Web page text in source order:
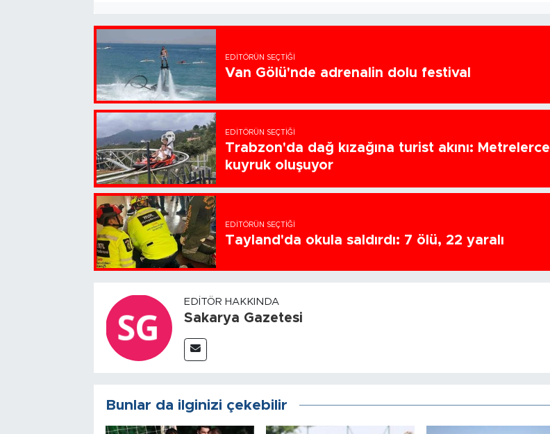
EDITÖRÜN SEÇTIĞI
Van Gölü'nde adrenalin dolu festival
EDITÖRÜN SEÇTIĞI
Trabzon'da dağ kızağına turist akını: Metrelerce
kuyruk oluşuyor
EDITÖRÜN SEÇTIĞI
Tayland'da okula saldırdı: 7 ölü, 22 yaralı
EDITÖR HAKKINDA
Sakarya Gazetesi
Bunlar da ilginizi çekebilir